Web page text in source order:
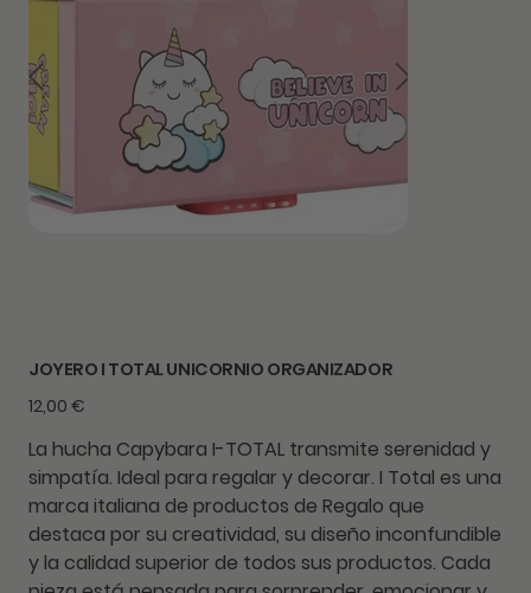
JOYERO I TOTAL UNICORNIO ORGANIZADOR
Precio
12,00 €
La hucha Capybara I-TOTAL transmite serenidad y
simpatía. Ideal para regalar y decorar. I Total es una
marca italiana de productos de Regalo que
destaca por su creatividad, su diseño inconfundible
y la calidad superior de todos sus productos. Cada